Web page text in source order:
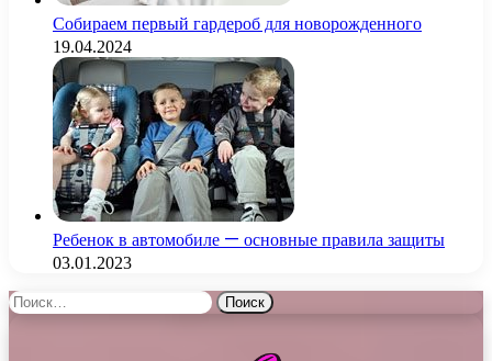
Собираем первый гардероб для новорожденного
19.04.2024
Ребенок в автомобиле — основные правила защиты
03.01.2023
Найти: